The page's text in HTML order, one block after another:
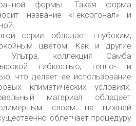
формы. Такая форма
название «Гексогонал» и
серии обладает глубоким,
цветом. Как и другие
Ультра, коллекция Самба
гибкостью, тепло- и
что делает ее использование
климатических условиях.
материал обладает
слоем на нижней
облегчает процедуру